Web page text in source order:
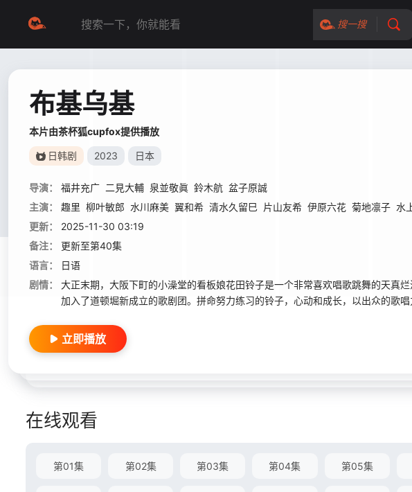
搜一搜
布基乌基
本片由茶杯狐cupfox提供播放
日韩剧 2023 日本
导演： 福井充广 二見大輔 泉並敬眞 鈴木航 盆子原誠
主演：
趣里 柳叶敏郎 水川麻美 翼和希 清水久留巳 片山友希 伊原六花 菊地凛子 水
更新：
2025-11-30 03:19
备注：
更新至第40集
语言：
日语
剧情：
大正末期，大阪下町的小澡堂的看板娘花田铃子是一个非常喜欢唱歌跳舞的天真
加入了道顿堀新成立的歌剧团。拼命努力练习的铃子，心动和成长，以出众的歌
立即播放
在线观看
第01集 第02集 第03集 第04集 第05集